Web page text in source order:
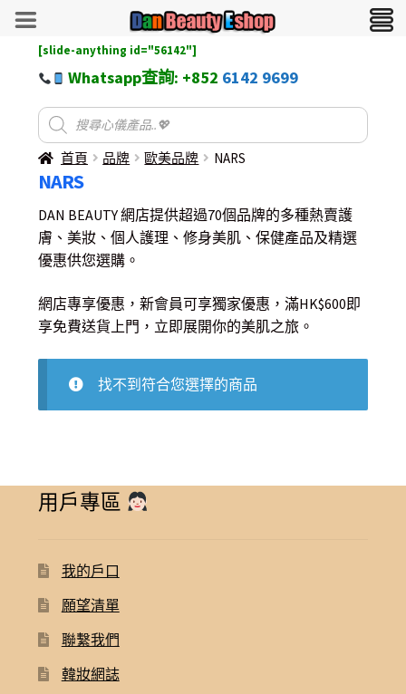
[slide-anything id="56142"]
Whatsapp查詢: +852 6142 9699
首頁 品牌 歐美品牌 NARS
NARS
DAN BEAUTY 網店提供超過70個品牌的多種熱賣護
膚、美妝、個人護理、修身美肌、保健產品及精選
優惠供您選購。
網店專享優惠，新會員可享獨家優惠，滿HK$600即
享免費送貨上門，立即展開你的美肌之旅。
找不到符合您選擇的商品
用戶專區
我的戶口
願望清單
聯繫我們
韓妝網誌